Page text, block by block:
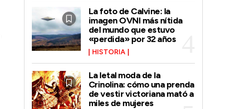
La foto de Calvine: la
imagen OVNI más nítida
del mundo que estuvo
«perdida» por 32 años
HISTORIA
La letal moda de la
Crinolina: cómo una prenda
de vestir victoriana mató a
miles de mujeres